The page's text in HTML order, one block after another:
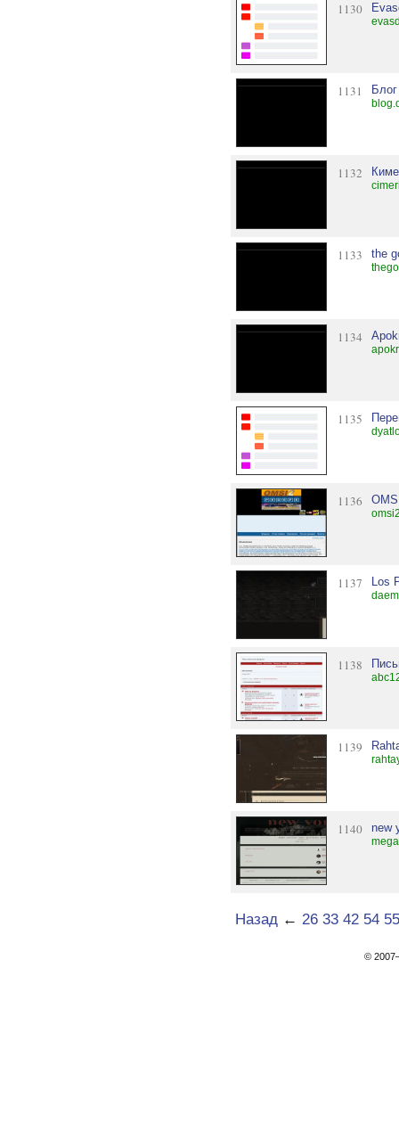
1130
1131
1132
1133 the
1134
1135
1136
1137 Los
1138
1139
1140 new
Назад← 26 33 42 54 55
©